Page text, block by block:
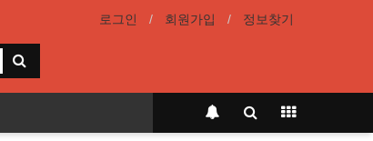
로그인 회원가입 정보찾기